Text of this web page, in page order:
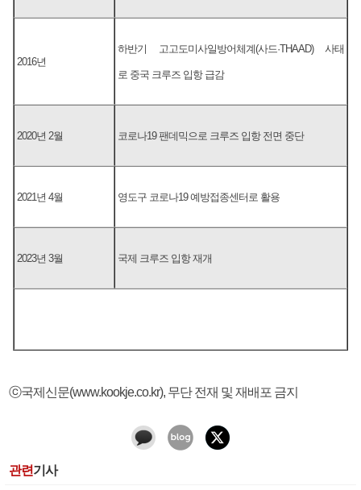
2016년
하반기 고고도미사일방어체계(사드·THAAD) 사태
로 중국 크루즈 입항 급감
2020년 2월 코로나19 팬데믹으로 크루즈 입항 전면 중단
2021년 4월 영도구 코로나19 예방접종센터로 활용
2023년 3월 국제 크루즈 입항 재개
ⓒ국제신문(www.kookje.co.kr), 무단 전재 및 재배포 금지
관련기사